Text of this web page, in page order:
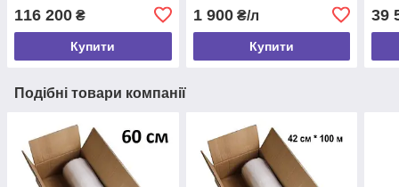
116 200 ₴
Купити
1 900₴/л
Купити
39
Подібні товари компанії